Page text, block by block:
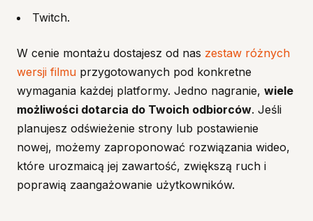
Twitch.
W cenie montażu dostajesz od nas zestaw różnych
wersji filmu przygotowanych pod konkretne
wymagania każdej platformy. Jedno nagranie, wiele
możliwości dotarcia do Twoich odbiorców. Jeśli
planujesz odświeżenie strony lub postawienie
nowej, możemy zaproponować rozwiązania wideo,
które urozmaicą jej zawartość, zwiększą ruch i
poprawią zaangażowanie użytkowników.